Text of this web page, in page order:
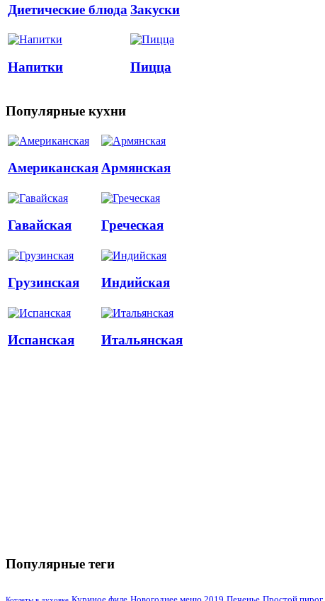
Диетические блюда Закуски
Напитки Пицца
Популярные кухни
АмериканскаяАрмянская
Гавайская Греческая
Грузинская Индийская
Испанская Итальянская
Популярные теги